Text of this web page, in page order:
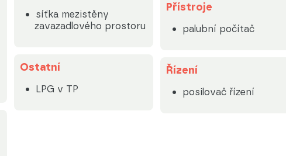
síťka mezistěny
zavazadlového prostoru
Ostatní
LPG v TP
Přístroje
palubní počítač
Řízení
posilovač řízení